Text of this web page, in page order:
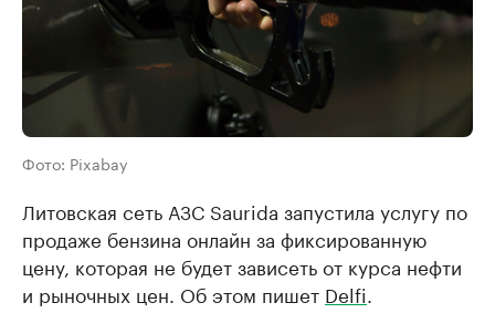
Фото: Pixabay
Литовская сеть АЗС Saurida запустила услугу по
продаже бензина онлайн за фиксированную
цену, которая не будет зависеть от курса нефти
и рыночных цен. Об этом пишет Delfi.